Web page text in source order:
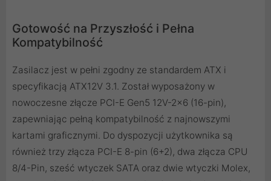
Gotowość na Przyszłość i Pełna
Kompatybilność
Zasilacz jest w pełni zgodny ze standardem ATX i
specyfikacją ATX12V 3.1. Został wyposażony w
nowoczesne złącze PCI-E Gen5 12V-2x6 (16-pin),
zapewniając pełną kompatybilność z najnowszymi
kartami graficznymi. Do dyspozycji użytkownika są
również trzy złącza PCI-E 8-pin (6+2), dwa złącza CPU
8/4-Pin, sześć wtyczek SATA oraz dwie wtyczki Molex,